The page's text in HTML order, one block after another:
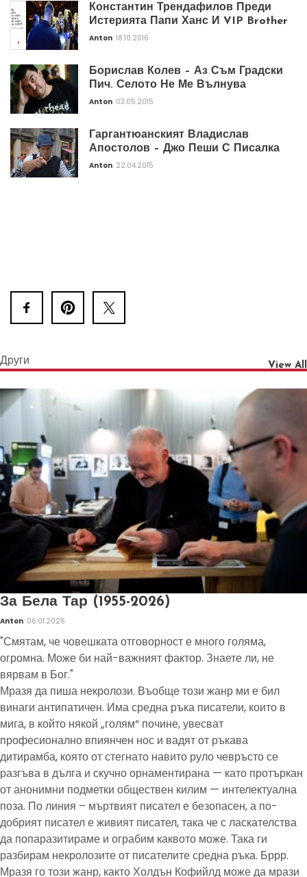
Константин Трендафилов Преди
Истерията Папи Ханс И VIP Brother
Anton 18.10.2016
Борислав Колев – Аз Съм Градски
Пич. Селото Не Ме Вълнува
Anton 03.05.2015
Гаргантюанският Владислав
Апостолов – Джо Пеши С Писалка
Anton 22.04.2015
Други View All
За Бела Тар (1955-2026)
Anton 06.01.2026
"Смятам, че човешката отговорност е много голяма,
огромна. Може би най-важният фактор. Знаете ли, не
вярвам в Бог."
Мразя да пиша некролози. Въобще този жанр ми е бил
винаги антипатичен. Има средна ръка писатели, които в
мига, в който някой „голям“ почине, увесват
професионално впиянчен нос и вадят от ръкава
дитирамба, която от стегнато навито руло чевръсто се
разгъва в дълга и скучно орнаментирана — като протъркан
от анонимни подметки обществен килим — интелектуална
поза. По линия – мъртвият писател е безопасен, а по-
добрият писател е живият писател, така че с ласкателства
да попаразитираме и ограбим каквото може. Така ги
разбирам некролозите от писателите средна ръка. Бррр.
Мразя го този жанр, както Холдън Кофийлд може да мрази